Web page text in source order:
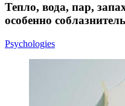
Тепло, вода, пар,
особенно
Psychologies